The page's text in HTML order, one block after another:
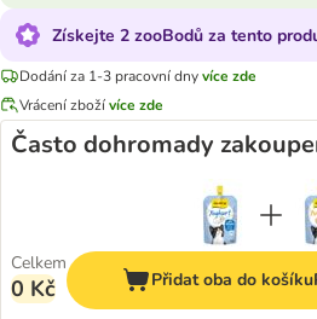
Získejte 2 zooBodů za tento
Dodání za 1-3 pracovní dnyvíce zde
Vrácení zbožívíce zde
Často dohromady
Celkem
0 Kč Přidat oba do košíku